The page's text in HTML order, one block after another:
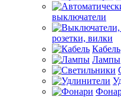
выключатели
розетки, вилки
Кабель
Лампы